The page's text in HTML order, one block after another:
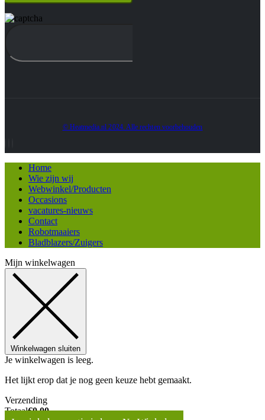
© Heatmedia.nl 2024. Alle rechten voorbehouden
Home
Wie zijn wij
Webwinkel/Producten
Occasions
vacatures-nieuws
Contact
Robotmaaiers
Bladblazers/Zuigers
Mijn winkelwagen
Winkelwagen sluiten
Je winkelwagen is leeg.
Het lijkt erop dat je nog geen keuze hebt gemaakt.
Verzending
Totaal€0,00